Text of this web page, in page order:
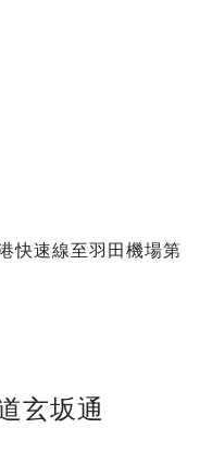
快速線至羽田機場第
玄坂通